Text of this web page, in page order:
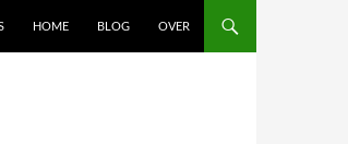
HOME BLOG OVER